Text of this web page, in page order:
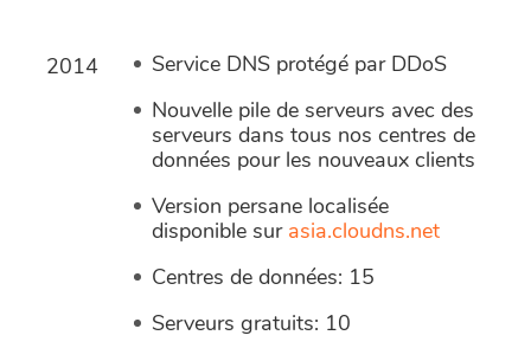
2014
Service DNS protégé par DDoS
Nouvelle pile de serveurs avec des
serveurs dans tous nos centres de
données pour les nouveaux clients
Version persane localisée
disponible sur asia.cloudns.net
Centres de données: 15
Serveurs gratuits: 10